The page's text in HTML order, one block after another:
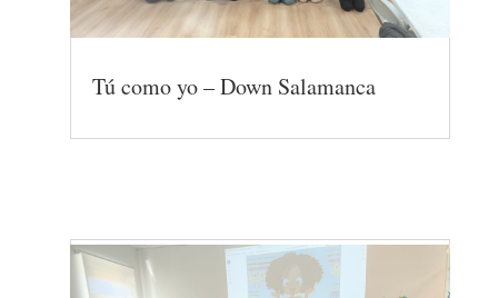
Tú como yo – Down Salamanca